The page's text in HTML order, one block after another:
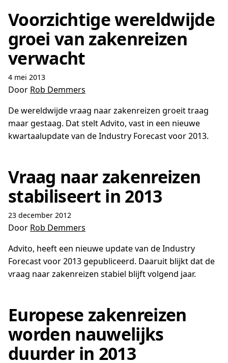
Voorzichtige wereldwijde
groei van zakenreizen
verwacht
4 mei 2013
Door Rob Demmers
De wereldwijde vraag naar zakenreizen groeit traag
maar gestaag. Dat stelt Advito, vast in een nieuwe
kwartaalupdate van de Industry Forecast voor 2013.
Vraag naar zakenreizen
stabiliseert in 2013
23 december 2012
Door Rob Demmers
Advito, heeft een nieuwe update van de Industry
Forecast voor 2013 gepubliceerd. Daaruit blijkt dat de
vraag naar zakenreizen stabiel blijft volgend jaar.
Europese zakenreizen
worden nauwelijks
duurder in 2013